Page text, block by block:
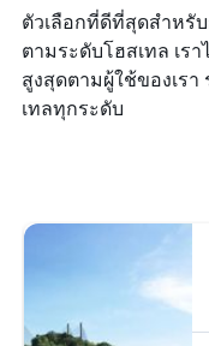
ตัวเลือกที่ดีที่สุดสำหรั
ตามระดับโฮสเทล เร
สูงสุดตามผู้ใช้ของเร
เทลทุกระดับ